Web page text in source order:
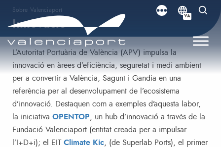
VA
Sobre Valenciaport
Innovació
L’Autoritat Portuària de València (APV) impulsa la
innovació en àrees d’eficiència, seguretat i medi ambient
per a convertir a València, Sagunt i Gandia en una
referència per al desenvolupament de l’ecosistema
d’innovació. Destaquen com a exemples d’aquesta labor,
la iniciativa OPENTOP , un hub d’innovació a través de la
Fundació Valenciaport (entitat creada per a impulsar
l’I+D+i); el EIT Climate Kic , (de Superlab Ports), el primer